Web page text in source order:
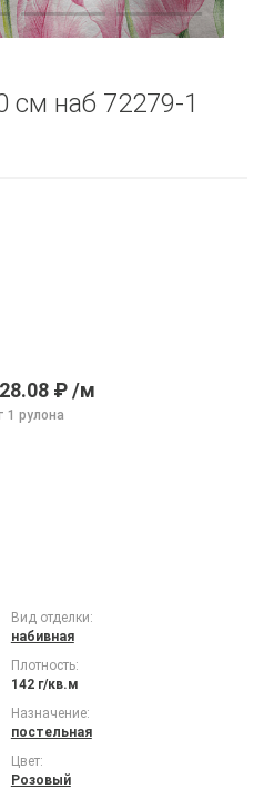
см наб 72279-1
₽ /м
1 рулона
Вид отделки:
набивная
Плотность:
142 г/кв.м
Назначение:
постельная
Цвет:
Розовый